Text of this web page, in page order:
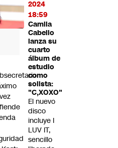
2024
18:59
Camila
Cabello
lanza su
cuarto
álbum de
estudio
como
solista:
"C,XOXO"
El nuevo
disco
incluye I
LUV IT,
sencillo